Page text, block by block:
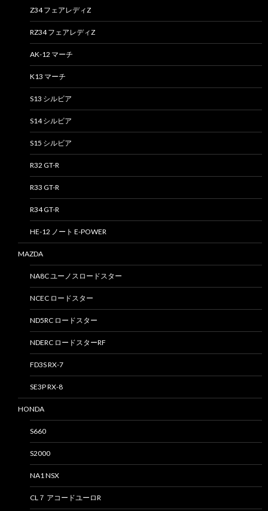
Z34 フェアレディZ
RZ34 フェアレディZ
AK-12 マーチ
K13 マーチ
S13 シルビア
S14 シルビア
S15 シルビア
R32 GT-R
R33 GT-R
R34 GT-R
HE-12 ノート E-POWER
MAZDA
NA8C ユーノスロードスター
NCEC ロードスター
ND5RC ロードスター
NDERC ロードスターRF
FD3S RX-7
SE3P RX-8
HONDA
S660
S2000
NA1 NSX
CL７ アコードユーロR